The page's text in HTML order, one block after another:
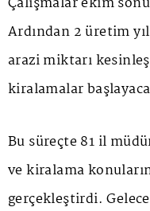
Ardından 2 üretim
arazi miktarı
kiralamalar
Bu süreçte 81 il
ve kiralama
gerçekleştirdi.